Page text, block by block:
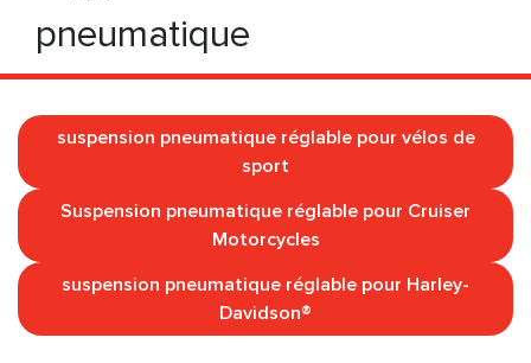
pneumatique
suspension pneumatique réglable pour vélos de
sport
Suspension pneumatique réglable pour Cruiser
Motorcycles
suspension pneumatique réglable pour Harley-
Davidson®